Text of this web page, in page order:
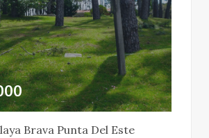
Brava Punta Del Este